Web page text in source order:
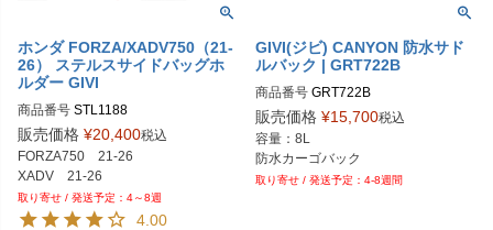
ホンダ FORZA/XADV750（21-
26） ステルスサイドバッグホ
ルダー GIVI
商品番号
販売価格 ¥20,400税込
FORZA750　21-26
XADV　21-26
4～8週
4.00
GIVI(ジビ) CANYON 防水サド
ルバック | GRT722B
商品番号 GRT722B
販売価格 ¥15,700税込
容量：8L
防水カーゴバック
4-8週間